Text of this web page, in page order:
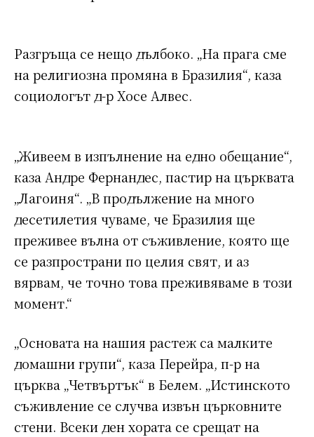
Разгръща се нещо дълбоко. „На прага сме
на религиозна промяна в Бразилия“, каза
социологът д-р Хосе Алвес.
„Живеем в изпълнение на едно обещание“,
каза Андре Фернандес, пастир на църквата
„Лагоиня“. „В продължение на много
десетилетия чуваме, че Бразилия ще
преживее вълна от съживление, която ще
се разпространи по целия свят, и аз
вярвам, че точно това преживяваме в този
момент.“
„Основата на нашия растеж са малките
домашни групи“, каза Перейра, п-р на
църква „Четвъртък“ в Белем. „Истинското
съживление се случва извън църковните
стени. Всеки ден хората се срещат на